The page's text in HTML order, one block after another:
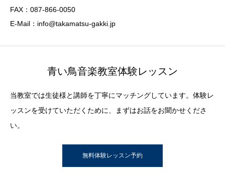
FAX：087-866-0050
E-Mail：info@takamatsu-gakki.jp
青い鳥音楽教室体験レッスン
当教室では生徒様と講師を丁寧にマッチングしています。体験レ
ッスンを受けていただくために、まずはお話をお聞かせくださ
い。
無料体験レッスン予約